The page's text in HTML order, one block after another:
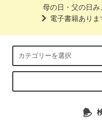
母の日・父の日み
電子書籍ありま